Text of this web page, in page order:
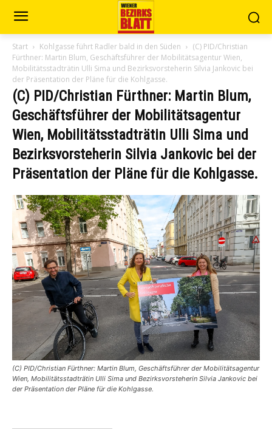
Start Kohlgasse führt Radler bald in den Süden
(C) PID/Christian
Fürthner: Martin Blum, Geschäftsführer der Mobilitätsagentur Wien,
Mobilitätsstadträtin Ulli Sima und Bezirksvorsteherin Silvia Jankovic bei
der Präsentation der Pläne für die Kohlgasse.
(C) PID/Christian Fürthner: Martin Blum,
Geschäftsführer der Mobilitätsagentur
Wien, Mobilitätsstadträtin Ulli Sima und
Bezirksvorsteherin Silvia Jankovic bei der
Präsentation der Pläne für die Kohlgasse.
(C) PID/Christian Fürthner: Martin Blum, Geschäftsführer der Mobilitätsagentur
Wien, Mobilitätsstadträtin Ulli Sima und Bezirksvorsteherin Silvia Jankovic bei
der Präsentation der Pläne für die Kohlgasse.